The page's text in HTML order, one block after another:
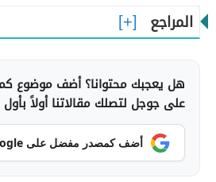
المراجع
هل يعجبك محتوانا؟ أضف موضوع
على جوجل لتصلك مقالاتنا أولاً
أضف كمصدر مفضل على Google